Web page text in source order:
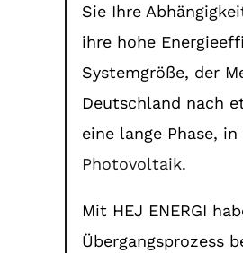
Sie Ihre
ihre hohe
Systemgröße, der
Deutschland nach
eine lange Phase,
Photovoltaik.
Mit HEJ ENERGI
Übergangsprozess